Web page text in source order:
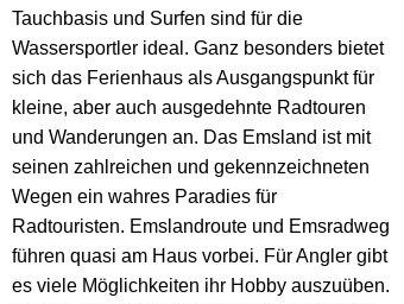
Tauchbasis und Surfen sind für die
Wassersportler ideal. Ganz besonders bietet
sich das Ferienhaus als Ausgangspunkt für
kleine, aber auch ausgedehnte Radtouren
und Wanderungen an. Das Emsland ist mit
seinen zahlreichen und gekennzeichneten
Wegen ein wahres Paradies für
Radtouristen. Emslandroute und Emsradweg
führen quasi am Haus vorbei. Für Angler gibt
es viele Möglichkeiten ihr Hobby auszuüben.